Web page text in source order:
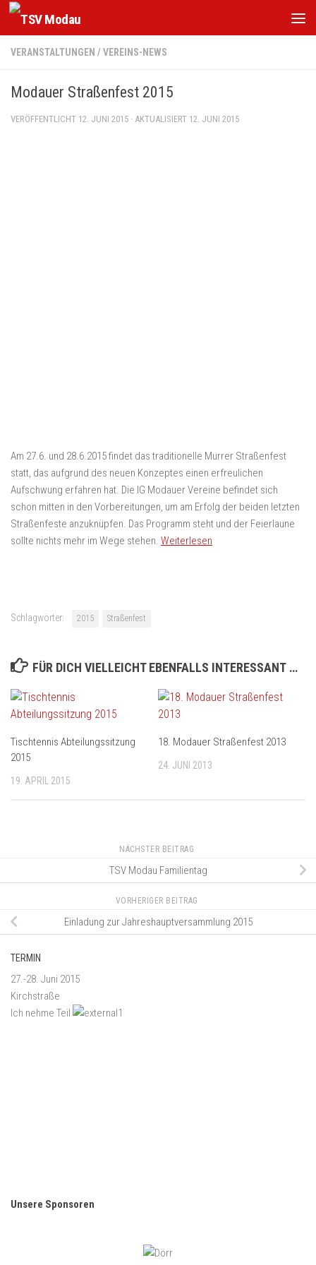
Zum Inhalt springen
VERANSTALTUNGEN / VEREINS-NEWS
Modauer Straßenfest 2015
VERÖFFENTLICHT 12. JUNI 2015 · AKTUALISIERT 12. JUNI 2015
Am 27.6. und 28.6.2015 findet das traditionelle Murrer Straßenfest
statt, das aufgrund des neuen Konzeptes einen erfreulichen
Aufschwung erfahren hat. Die IG Modauer Vereine befindet sich
schon mitten in den Vorbereitungen, um am Erfolg der beiden letzten
Straßenfeste anzuknüpfen. Das Programm steht und der Feierlaune
sollte nichts mehr im Wege stehen. Weiterlesen
Schlagwörter: 2015 Straßenfest
FÜR DICH VIELLEICHT EBENFALLS INTERESSANT …
Tischtennis Abteilungssitzung
2015
19. APRIL 2015
18. Modauer Straßenfest 2013
24. JUNI 2013
NÄCHSTER BEITRAG
TSV Modau Familientag
VORHERIGER BEITRAG
Einladung zur Jahreshauptversammlung 2015
TERMIN
27.-28. Juni 2015
Kirchstraße
Ich nehme Teil
Unsere Sponsoren